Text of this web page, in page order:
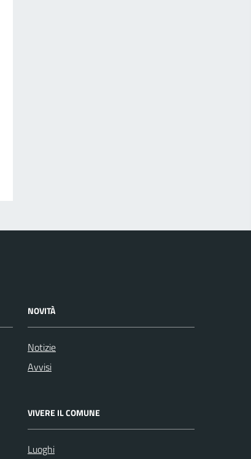
NOVITÀ
Notizie
Avvisi
VIVERE IL COMUNE
Luoghi